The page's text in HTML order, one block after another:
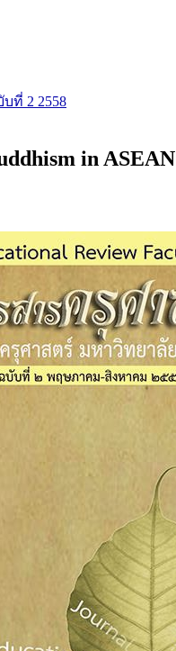
บที่ 2 2558
in ASEAN